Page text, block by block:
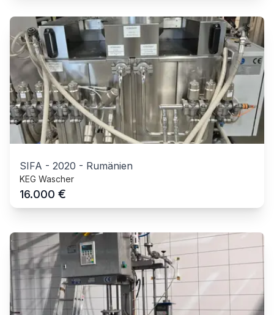
SIFA - 2020 - Rumänien
KEG Wascher
16.000 €